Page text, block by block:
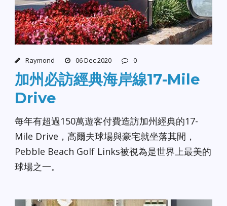
Raymond 06 Dec 2020 0
加州必訪經典海岸線17-Mile
Drive
每年有超過150萬遊客付費造訪加州經典的17-
Mile Drive，高爾夫球場與豪宅就坐落其間，
Pebble Beach Golf Links被視為是世界上最美的
球場之一。